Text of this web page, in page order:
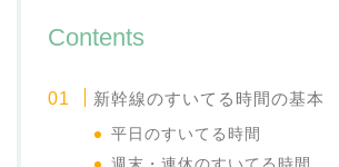
Contents
新幹線のすいてる時間の基本
平日のすいてる時間